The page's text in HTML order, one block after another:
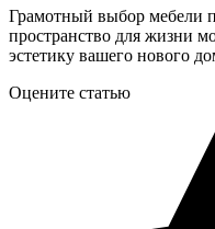
Грамотный выбор мебели
пространство для жизни
эстетику вашего нового
Оцените статью